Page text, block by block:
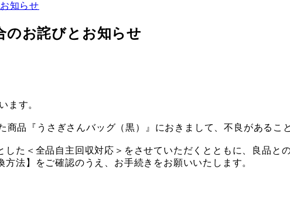
知らせ
のお詫びとお知らせ
ます。
商品『うさぎさんバッグ（黒）』におきまして、不良があるこ
た＜全品自主回収対応＞をさせていただくとともに、良品と
法】をご確認のうえ、お手続きをお願いいたします。